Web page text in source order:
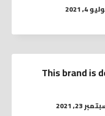
4, 2021
This brand is
23, 2021